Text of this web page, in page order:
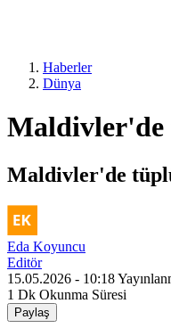
Haberler
Dünya
Maldivler'de
Maldivler'de
Eda Koyuncu
Editör
15.05.2026 - 10:18
1 Dk Okunma Süresi
Paylaş